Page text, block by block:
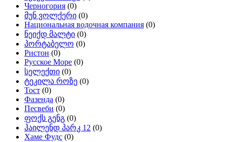
Черногория (0)
მუნ ვოლქერი (0)
Национальная водочная компания (0)
ნეიქდ მალტი (0)
პორტაბელო (0)
Ристон (0)
Русское Море (0)
სელექთი (0)
ტეკილა როზე (0)
Тост (0)
Фазенда (0)
Песвеби (0)
ფოქს გენგ (0)
ჰაილენდ პარკ 12 (0)
Хаме Фудс (0)